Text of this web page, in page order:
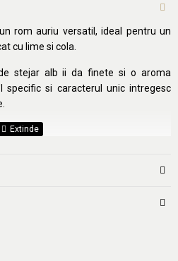
rom auriu versatil, ideal pentru un
cu lime si cola.
stejar alb ii da finete si o aroma
specific si caracterul unic intregesc
vanilie si caramel, cu tonuri picante